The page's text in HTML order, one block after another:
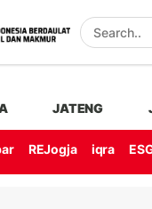
JATENG
REJogja iqra